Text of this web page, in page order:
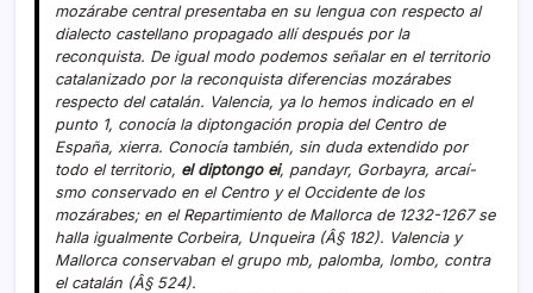
mozárabe central presentaba en su lengua con respecto al
dialecto castellano propagado allí­ después por la
reconquista. De igual modo podemos señalar en el territorio
catalanizado por la reconquista diferencias mozárabes
respecto del catalán. Valencia, ya lo hemos indicado en el
punto 1, conocí­a la diptongación propia del Centro de
España, xierra. Conocí­a también, sin duda extendido por
todo el territorio, el diptongo ei, pandayr, Gorbayra, arcaí­
smo conservado en el Centro y el Occidente de los
mozárabes; en el Repartimiento de Mallorca de 1232-1267 se
halla igualmente Corbeira, Unqueira (Â§ 182). Valencia y
Mallorca conservaban el grupo mb, palomba, lombo, contra
el catalán (Â§ 524).